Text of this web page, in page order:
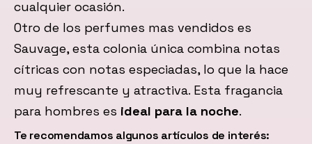
cualquier ocasión.
Otro de los perfumes mas vendidos es
Sauvage, esta colonia única combina notas
cítricas con notas especiadas, lo que la hace
muy refrescante y atractiva. Esta fragancia
para hombres es ideal para la noche.
Te recomendamos algunos artículos de interés: